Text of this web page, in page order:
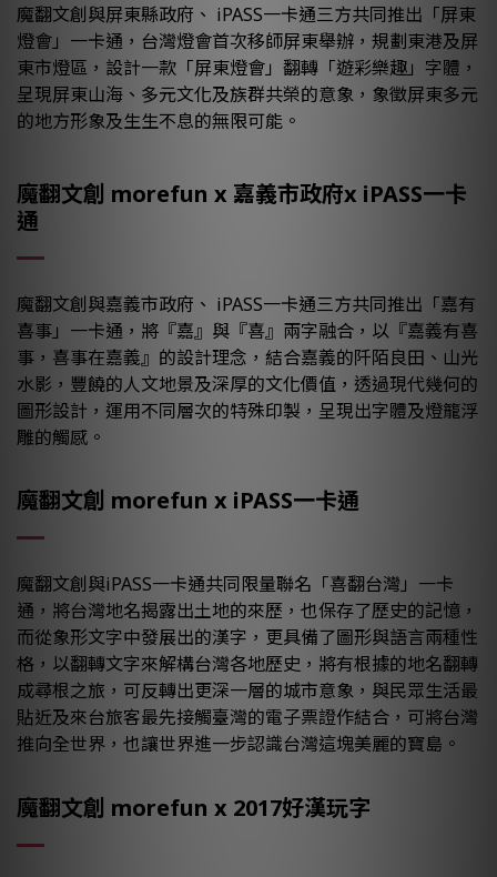
魔翻文創與屏東縣政府、 iPASS一卡通三方共同推出「屏東
燈會」一卡通，台灣燈會首次移師屏東舉辦，規劃東港及屏
東市燈區，設計一款「屏東燈會」翻轉「遊彩樂趣」字體，
呈現屏東山海、多元文化及族群共榮的意象，象徵屏東多元
的地方形象及生生不息的無限可能。
魔翻文創 morefun x 嘉義市政府x iPASS一卡
通
魔翻文創與嘉義市政府、 iPASS一卡通三方共同推出「嘉有
喜事」一卡通，將『嘉』與『喜』兩字融合，以『嘉義有喜
事，喜事在嘉義』的設計理念，結合嘉義的阡陌良田、山光
水影，豐饒的人文地景及深厚的文化價值，透過現代幾何的
圖形設計，運用不同層次的特殊印製，呈現出字體及燈籠浮
雕的觸感。
魔翻文創 morefun x iPASS一卡通
魔翻文創與iPASS一卡通共同限量聯名「喜翻台灣」一卡
通，將台灣地名揭露出土地的來歷，也保存了歷史的記憶，
而從象形文字中發展出的漢字，更具備了圖形與語言兩種性
格，以翻轉文字來解構台灣各地歷史，將有根據的地名翻轉
成尋根之旅，可反轉出更深一層的城市意象，與民眾生活最
貼近及來台旅客最先接觸臺灣的電子票證作結合，可將台灣
推向全世界，也讓世界進一步認識台灣這塊美麗的寶島。
魔翻文創 morefun x 2017好漢玩字